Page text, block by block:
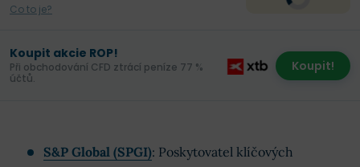
Co to je?
Koupit akcie ROP!
Při obchodování CFD ztrácí peníze 77 %
účtů.
Koupit!
S&P Global (SPGI): Poskytovatel klíčových